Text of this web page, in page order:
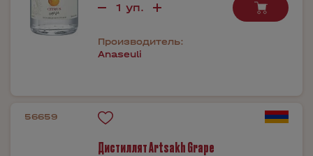
Производитель:
Anaseuli
56659
Дистиллят Artsakh Grape